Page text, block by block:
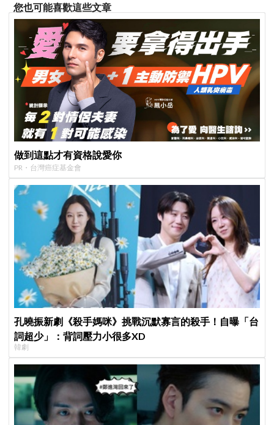
您也可能喜歡這些文章
做到這點才有資格說愛你
PR・台灣癌症基金會
孔曉振新劇《殺手媽咪》挑戰沉默寡言的殺手！自曝「台
詞超少」：背詞壓力小很多XD
韓劇